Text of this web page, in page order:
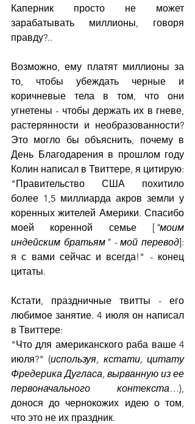
Каперник просто не может
зарабатывать миллионы, говоря
правду?..
Возможно, ему платят миллионы за
то, чтобы убеждать черные и
коричневые тела в том, что они
угнетены - чтобы держать их в гневе,
растерянности и необразованности?
Это могло бы объяснить, почему в
День Благодарения в прошлом году
Колин написал в Твиттере, я цитирую:
"Правительство США похитило
более 1,5 миллиарда акров земли у
коренных жителей Америки. Спасибо
моей коренной семье [ "моим
индейским братьям" - мой перевод]:
я с вами сейчас и всегда!" - конец
цитаты.
Кстати, праздничные твитты - его
любимое занятие. 4 июля он написал
в Твиттере:
"Что для американского раба ваше 4
июля?" (используя, кстати, цитату
Фредерика Дугласа, вырванную из ее
первоначального контекста…),
донося до чернокожих идею о том,
что это не их праздник.